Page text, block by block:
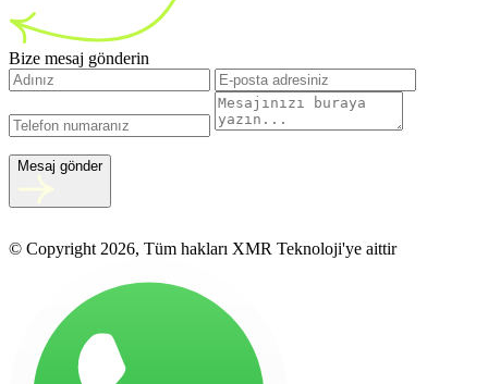
Bize mesaj gönderin
Mesaj gönder
© Copyright 2026, Tüm hakları XMR Teknoloji'ye aittir